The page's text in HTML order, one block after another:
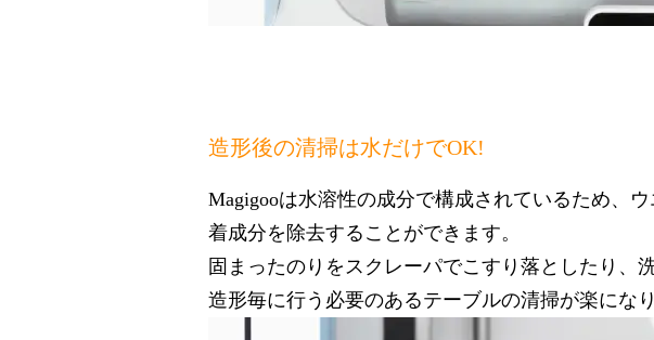
造形後の清掃は水だけでOK!
Magigooは水溶性の成分で構成されているため、
着成分を除去することができます。
固まったのりをスクレーパでこすり落としたり、
造形毎に行う必要のあるテーブルの清掃が楽になり